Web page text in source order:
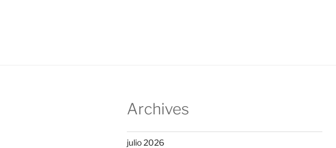
Archives
julio 2026